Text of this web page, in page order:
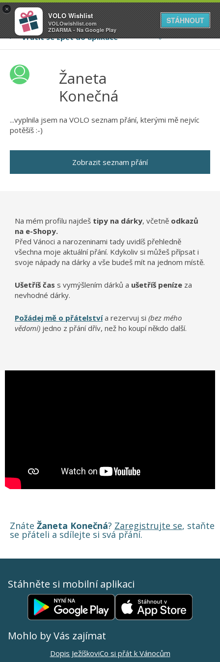
VOLO
Váš online wishlist
×
VOLO Wishlist
VOLOwishlist.com
ZDARMA - Na Google Play
STÁHNOUT
Žaneta
Konečná
...vyplnila jsem na VOLO seznam přání, kterými mě nejvíc
potěšíš :-)
Zobrazit seznam přání
Na mém profilu najdeš tipy na dárky, včetně odkazů
na e-Shopy.
Před Vánoci a narozeninami tady uvidíš přehledně
všechna moje aktuální přání. Kdykoliv si můžeš přípsat i
svoje nápady na dárky a vše budeš mít na jednom místě.
Ušetříš čas s vymýšlením dárků a ušetříš peníze za
nevhodné dárky.
Požádej mě o přátelstvía rezervuj si (bez mého
vědomí) jedno z přání dřív, než ho koupí někdo další.
Znáte Žaneta Konečná? Zaregistrujte se, staňte
se přáteli a sdílejte si svá přání.
Stáhněte si mobilní aplikaci
Mohlo by Vás zajímat
Dopis JežíškoviCo si přát k Vánocům